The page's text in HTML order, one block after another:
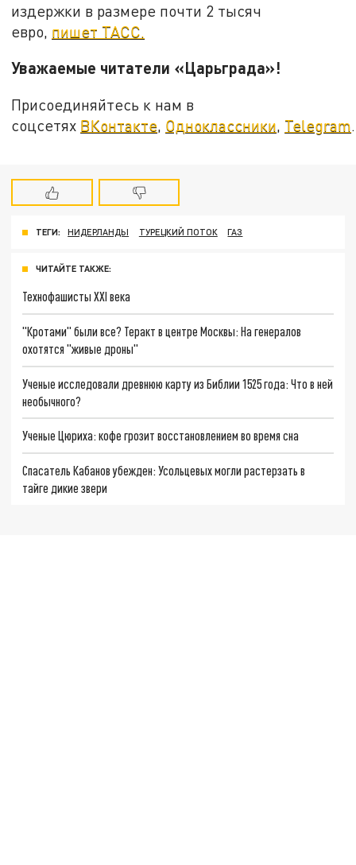
издержки в размере почти 2 тысяч
евро, пишет ТАСС.
Уважаемые читатели «Царьграда»!
Присоединяйтесь к нам в
соцсетях ВКонтакте, Одноклассники, Telegram.
ТЕГИ: НИДЕРЛАНДЫ ТУРЕЦКИЙ ПОТОК ГАЗ
ЧИТАЙТЕ ТАКЖЕ:
Технофашисты XXI века
"Кротами" были все? Теракт в центре Москвы: На генералов
охотятся "живые дроны"
Ученые исследовали древнюю карту из Библии 1525 года: Что в ней
необычного?
Ученые Цюриха: кофе грозит восстановлением во время сна
Спасатель Кабанов убежден: Усольцевых могли растерзать в
тайге дикие звери